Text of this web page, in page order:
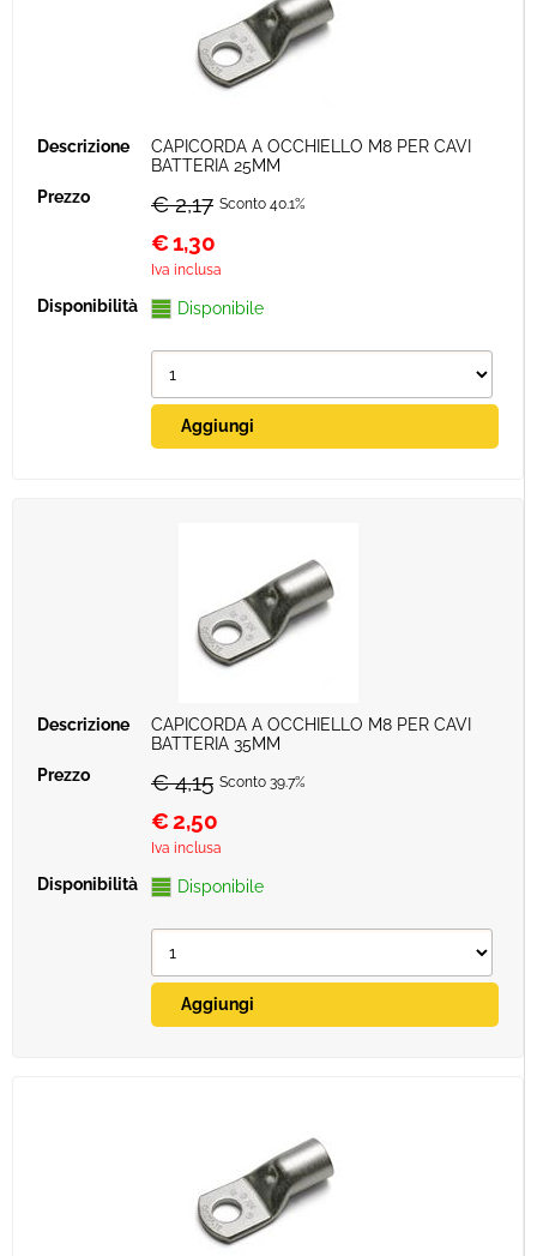
CAPICORDA A OCCHIELLO M8 PER CAVI
BATTERIA 25MM
€ 2,17 Sconto 40.1%
€1,30
Iva inclusa
Disponibile
CAPICORDA A OCCHIELLO M8 PER CAVI
BATTERIA 35MM
€ 4,15 Sconto 39.7%
€2,50
Iva inclusa
Disponibile